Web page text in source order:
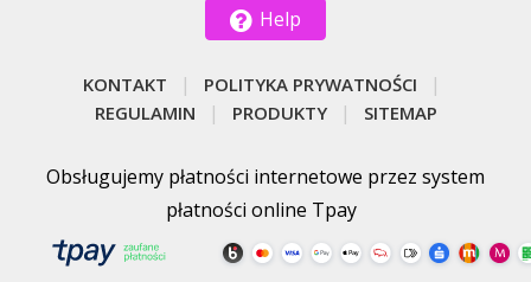
Help
KONTAKT
POLITYKA PRYWATNOŚCI
REGULAMIN
PRODUKTY SITEMAP
Obsługujemy płatności internetowe przez system
płatności online Tpay